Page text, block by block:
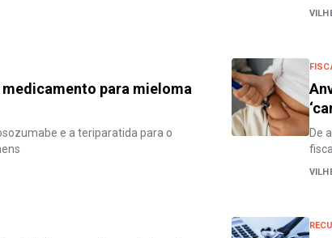
para mieloma
e a teriparatida para o
De